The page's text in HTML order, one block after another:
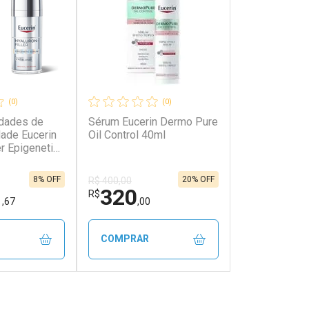
(0)
de
Eucerin
Epigenetic
,67
8% OFF
(0)
Sérum Eucerin Dermo Pure
Oil Control 40ml
R$ 400,00
R$320,00
20% OFF
COMPRAR